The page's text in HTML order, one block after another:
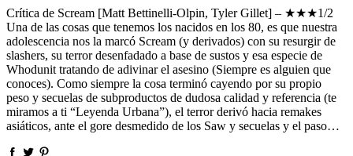
Crítica de Scream [Matt Bettinelli-Olpin, Tyler Gillet] – ★★★1/2
Una de las cosas que tenemos los nacidos en los 80, es que nuestra
adolescencia nos la marcó Scream (y derivados) con su resurgir de
slashers, su terror desenfadado a base de sustos y esa especie de
Whodunit tratando de adivinar el asesino (Siempre es alguien que
conoces). Como siempre la cosa terminó cayendo por su propio
peso y secuelas de subproductos de dudosa calidad y referencia (te
miramos a ti “Leyenda Urbana”), el terror derivó hacia remakes
asiáticos, ante el gore desmedido de los Saw y secuelas y el paso…